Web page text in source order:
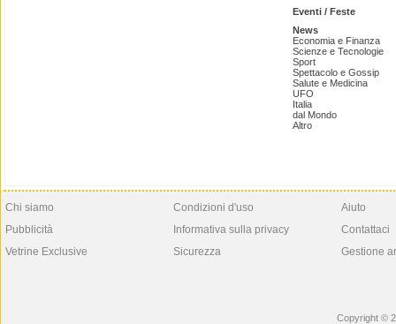
Eventi / Feste
News
Economia e Finanza
Scienze e Tecnologie
Sport
Spettacolo e Gossip
Salute e Medicina
UFO
Italia
dal Mondo
Altro
Chi siamo
Pubblicità
Vetrine Exclusive
Condizioni d'uso
Informativa sulla privacy
Sicurezza
Aiuto
Contattaci
Gestione
Copyright ©